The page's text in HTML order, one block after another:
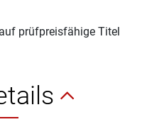
prüfpreisfähige Titel